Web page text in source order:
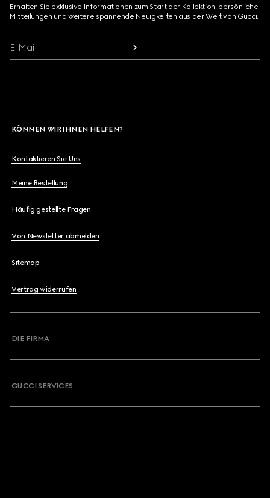
Erhalten Sie exklusive Informationen zum Start der Kollektion, persönliche
Mitteilungen und weitere spannende Neuigkeiten aus der Welt von Gucci.
E-Mail
KÖNNEN WIR IHNEN HELFEN?
Kontaktieren Sie Uns
Meine Bestellung
Häufig gestellte Fragen
Von Newsletter abmelden
Sitemap
Vertrag widerrufen
DIE FIRMA
GUCCI SERVICES